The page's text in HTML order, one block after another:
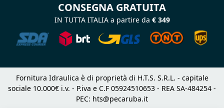
CONSEGNA GRATUITA
IN TUTTA ITALIA a partire da € 349
Fornitura Idraulica è di proprietà di H.T.S. S.R.L. - capitale
sociale 10.000€ i.v. - P.iva e C.F 05924510653 - REA SA-484254 -
PEC: hts@pecaruba.it